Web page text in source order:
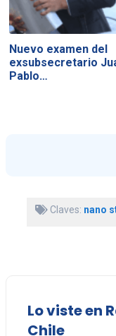
Nuevo examen del
exsubsecretario
Pablo…
Claves: nano
Lo viste en
Chile